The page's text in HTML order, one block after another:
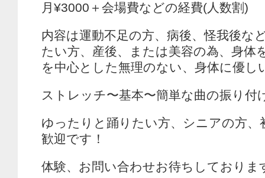
月¥3000＋会場費などの経費(人数割)
内容は運動不足の方、病後、怪我後な
たい方、産後、または美容の為、身体
を中心とした無理のない、身体に優し
ストレッチ〜基本〜簡単な曲の振り付
ゆったりと踊りたい方、シニアの方、
歓迎です！
体験、お問い合わせお待ちしておりま